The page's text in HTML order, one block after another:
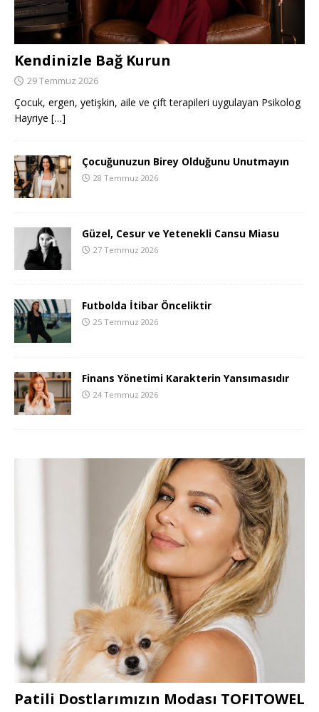
Kendinizle Bağ Kurun
29 Temmuz 2026
Çocuk, ergen, yetişkin, aile ve çift terapileri uygulayan Psikolog
Hayriye […]
Çocuğunuzun Birey Olduğunu Unutmayın
28 Temmuz 2026
Güzel, Cesur ve Yetenekli Cansu Miasu
27 Temmuz 2026
Futbolda İtibar Önceliktir
25 Temmuz 2026
Finans Yönetimi Karakterin Yansımasıdır
24 Temmuz 2026
Patili Dostlarımızın Modası TOFITOWEL